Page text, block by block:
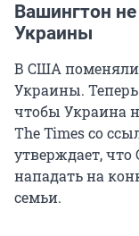
Вашингтон
Украины
В США поменяли
Украины.
чтобы Украина
The Times со
утверждает,
нападать на
семьи.